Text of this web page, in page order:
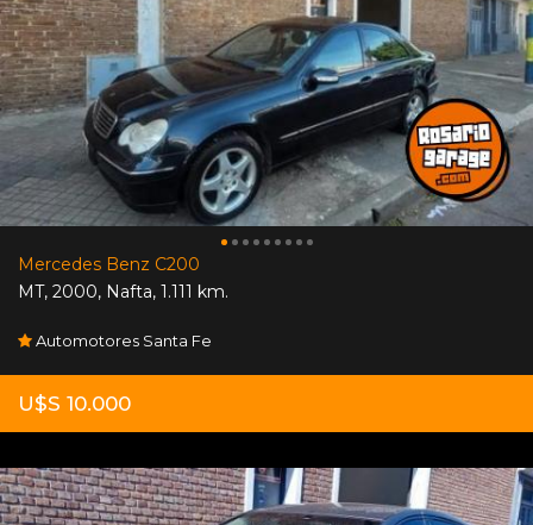
Mercedes Benz C200
MT, 2000, Nafta, 1.111 km.
Automotores Santa Fe
U$S 10.000